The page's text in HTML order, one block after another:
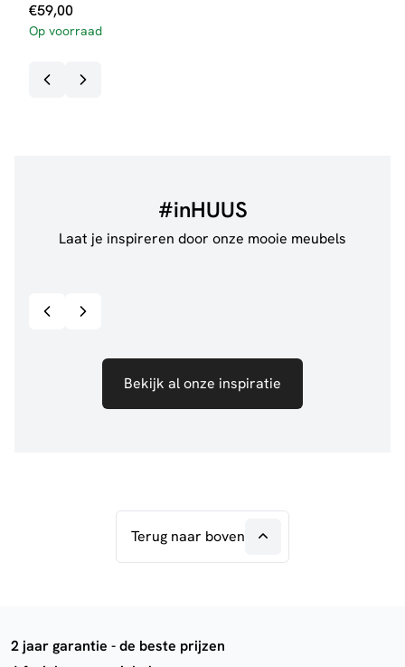
€59,00
Op voorraad
#inHUUS
Laat je inspireren door onze mooie meubels
Bekijk al onze inspiratie
Terug naar boven
2 jaar garantie - de beste prijzen